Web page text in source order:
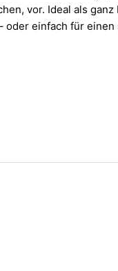
vor. Ideal als
einfach für